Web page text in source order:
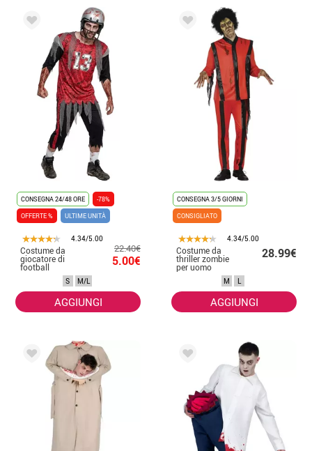
CONSEGNA 24/48 ORE
-78%
OFFERTE %
ULTIME UNITÀ
4.34/5.00
Costume da
giocatore di
football
americano da
zombi per uomo
22.40€
5.00€
S M/L
AGGIUNGI
CONSEGNA 3/5 GIORNI
CONSIGLIATO
4.34/5.00
Costume da
thriller zombie
per uomo
28.99€
M L
AGGIUNGI